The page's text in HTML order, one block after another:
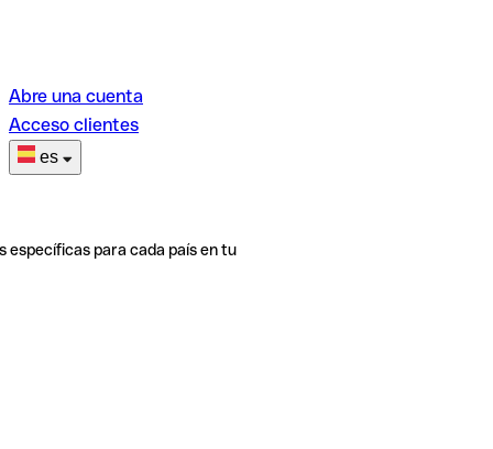
Abre una cuenta
Acceso clientes
es
específicas para cada país en tu